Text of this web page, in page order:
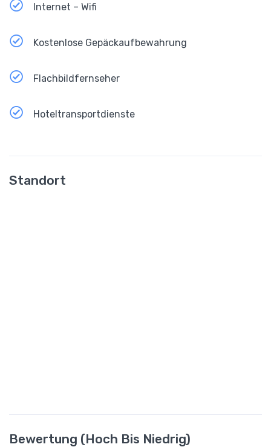
Internet – Wifi
Kostenlose Gepäckaufbewahrung
Flachbildfernseher
Hoteltransportdienste
Standort
Bewertung (hoch Bis Niedrig)